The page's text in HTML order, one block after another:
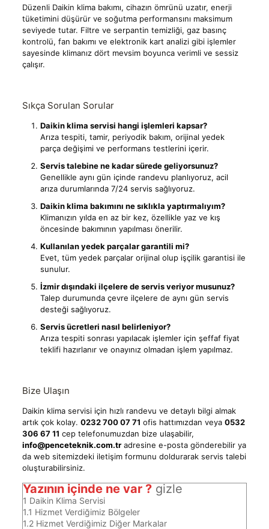
Düzenli Daikin klima bakımı, cihazın ömrünü uzatır, enerji
tüketimini düşürür ve soğutma performansını maksimum
seviyede tutar. Filtre ve serpantin temizliği, gaz basınç
kontrolü, fan bakımı ve elektronik kart analizi gibi işlemler
sayesinde klimanız dört mevsim boyunca verimli ve sessiz
çalışır.
Sıkça Sorulan Sorular
Daikin klima servisi hangi işlemleri kapsar?
Arıza tespiti, tamir, periyodik bakım, orijinal yedek
parça değişimi ve performans testlerini içerir.
Servis talebine ne kadar sürede geliyorsunuz?
Genellikle aynı gün içinde randevu planlıyoruz, acil
arıza durumlarında 7/24 servis sağlıyoruz.
Daikin klima bakımını ne sıklıkla yaptırmalıyım?
Klimanızın yılda en az bir kez, özellikle yaz ve kış
öncesinde bakımının yapılması önerilir.
Kullanılan yedek parçalar garantili mi?
Evet, tüm yedek parçalar orijinal olup işçilik garantisi ile
sunulur.
İzmir dışındaki ilçelere de servis veriyor musunuz?
Talep durumunda çevre ilçelere de aynı gün servis
desteği sağlıyoruz.
Servis ücretleri nasıl belirleniyor?
Arıza tespiti sonrası yapılacak işlemler için şeffaf fiyat
teklifi hazırlanır ve onayınız olmadan işlem yapılmaz.
Bize Ulaşın
Daikin klima servisi için hızlı randevu ve detaylı bilgi almak
artık çok kolay. 0232 700 07 71 ofis hattımızdan veya 0532
306 67 11 cep telefonumuzdan bize ulaşabilir,
info@penceteknik.com.tradresine e-posta gönderebilir ya
da web sitemizdeki iletişim formunu doldurarak servis talebi
oluşturabilirsiniz.
Yazının içinde ne var ? gizle
1 Daikin Klima Servisi
1.1 Hizmet Verdiğimiz Bölgeler
1.2 Hizmet Verdiğimiz Diğer Markalar